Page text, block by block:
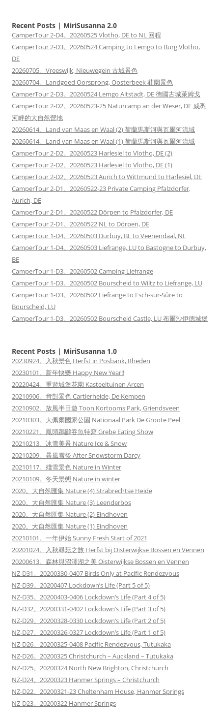
Recent Posts | MiriSusanna 2.0
CamperTour 2-D4。20260525 Vlotho, DE to NL 回程
CamperTour 2-D3。20260524 Camping to Lemgo to Burg Vlotho,
DE
20260705。Vreeswijk, Nieuwegein 古城景色
20260704。Landgoed Oorsprong, Oosterbeek 莊園景色
CamperTour 2-D3。20260524 Lemgo Altstadt, DE 德國古城萊姆戈
CamperTour 2-D2。20260523-25 Naturcamp an der Weser, DE 威悉
河畔的大自然營地
20260614。Land van Maas en Waal (2) 荷蘭馬斯河與瓦爾河流域
20260614。Land van Maas en Waal (1) 荷蘭馬斯河與瓦爾河流域
CamperTour 2-D2。20260523 Harlesiel to Vlotho, DE (2)
CamperTour 2-D2。20260523 Harlesiel to Vlotho, DE (1)
CamperTour 2-D2。20260523 Aurich to Wittmund to Harlesiel, DE
CamperTour 2-D1。20260522-23 Private Camping Pfalzdorfer,
Aurich, DE
CamperTour 2-D1。20260522 Dörpen to Pfalzdorfer, DE
CamperTour 2-D1。20260522 NL to Dörpen, DE
CamperTour 1-D4。20260503 Durbuy, BE to Veenendaal, NL
CamperTour 1-D4。20260503 Liefrange, LU to Bastogne to Durbuy,
BE
CamperTour 1-D3。20260502 Camping Liefrange
CamperTour 1-D3。20260502 Bourscheid to Wiltz to Liefrange, LU
CamperTour 1-D3。20260502 Liefrange to Esch-sur-Sûre to
Bourscheid, LU
CamperTour 1-D3。20260502 Bourscheid Castle, LU 布爾沙伊德城堡
Recent Posts | MiriSusanna 1.0
20230924。入秋景色 Herfst in Posbank, Rheden
20230101。新年快樂 Happy New Year!!
20220424。重遊城堡花園 Kasteeltuinen Arcen
20210906。肯彭景色 Cartierheide, De Kempen
20210902。放風半日遊 Toon Kortooms Park, Griendsveen
20210303。大佩爾國家公園 Nationaal Park De Groote Peel
20210221。鳳頭鸊鷉吞魚特寫 Grebe Eating Show
20210213。冰雪美景 Nature Ice & Snow
20210209。暴風雪後 After Snowstorm Darcy
20210117。殘雪景色 Nature in Winter
20210109。冬天景態 Nature in winter
2020。大自然匯集 Nature (4) Strabrechtse Heide
2020。大自然匯集 Nature (3) Leenderbos
2020。大自然匯集 Nature (2) Eindhoven
2020。大自然匯集 Nature (1) Eindhoven
20210101。一年伊始 Sunny Fresh Start of 2021
20201024。入秋尋菇之旅 Herfst bij Oisterwijkse Bossen en Vennen
20200613。森林與沼澤湖之美 Oisterwijkse Bossen en Vennen
NZ-D31。20200330-0407 Birds Only at Pacific Rendezvous
NZ-D39。20200407 Lockdown’s Life (Part 5 of 5)
NZ-D35。20200403-0406 Lockdown’s Life (Part 4 of 5)
NZ-D32。20200331-0402 Lockdown’s Life (Part 3 of 5)
NZ-D29。20200328-0330 Lockdown’s Life (Part 2 of 5)
NZ-D27。20200326-0327 Lockdown’s Life (Part 1 of 5)
NZ-D26。20200325-0408 Pacific Rendezvous, Tutukaka
NZ-D26。20200325 Christchurch – Auckland – Tutukaka
NZ-D25。20200324 North New Brighton, Christchurch
NZ-D24。20200323 Hanmer Springs – Christchurch
NZ-D22。20200321-23 Cheltenham House, Hanmer Springs
NZ-D23。20200322 Hanmer Springs